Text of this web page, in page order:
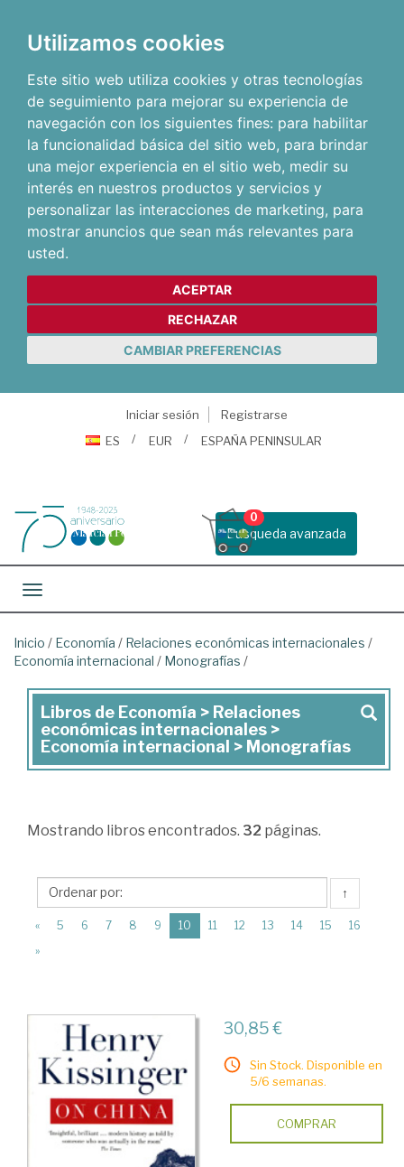
Utilizamos cookies
Este sitio web utiliza cookies y otras tecnologías
de seguimiento para mejorar su experiencia de
navegación con los siguientes fines: para habilitar
la funcionalidad básica del sitio web, para brindar
una mejor experiencia en el sitio web, medir su
interés en nuestros productos y servicios y
personalizar las interacciones de marketing, para
mostrar anuncios que sean más relevantes para
usted.
ACEPTAR
RECHAZAR
CAMBIAR PREFERENCIAS
Iniciar sesión
Registrarse
ES
EUR ESPAÑA PENINSULAR
Busqueda avanzada
0
Toggle navigation
Inicio / Economía / Relaciones económicas internacionales /
Economía internacional / Monografías /
Libros
de
Economía
Relaciones
internacionales
>
Economía
Monografías
Libros de Economía > Relaciones
económicas internacionales >
Economía internacional > Monografías
Mostrando libros encontrados. 32 páginas.
↑
« 5 6 7 8 9 10 (current)
11 12 13 14 15
16
»
30,85 €
Sin Stock. Disponible en
5/6 semanas.
COMPRAR